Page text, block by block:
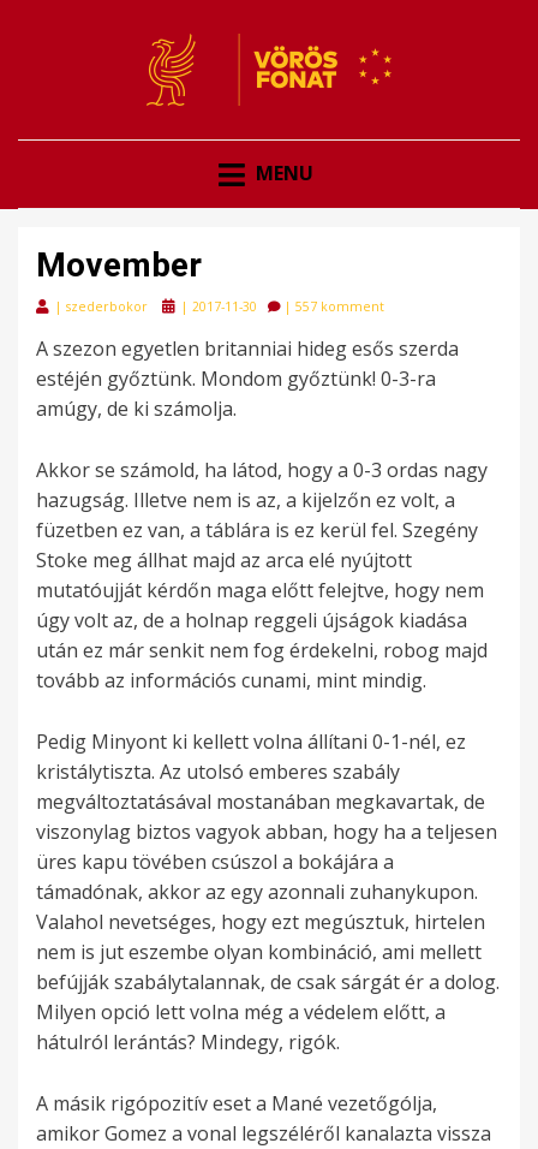
VÖRÖS FONAT
MENU
Movember
| szederbokor
Posted
| 2017-11-30 | 557 komment
A szezon egyetlen britanniai hideg esős szerda
estéjén győztünk. Mondom győztünk! 0-3-ra
amúgy, de ki számolja.
Akkor se számold, ha látod, hogy a 0-3 ordas nagy
hazugság. Illetve nem is az, a kijelzőn ez volt, a
füzetben ez van, a táblára is ez kerül fel. Szegény
Stoke meg állhat majd az arca elé nyújtott
mutatóujját kérdőn maga előtt felejtve, hogy nem
úgy volt az, de a holnap reggeli újságok kiadása
után ez már senkit nem fog érdekelni, robog majd
tovább az információs cunami, mint mindig.
Pedig Minyont ki kellett volna állítani 0-1-nél, ez
kristálytiszta. Az utolsó emberes szabály
megváltoztatásával mostanában megkavartak, de
viszonylag biztos vagyok abban, hogy ha a teljesen
üres kapu tövében csúszol a bokájára a
támadónak, akkor az egy azonnali zuhanykupon.
Valahol nevetséges, hogy ezt megúsztuk, hirtelen
nem is jut eszembe olyan kombináció, ami mellett
befújják szabálytalannak, de csak sárgát ér a dolog.
Milyen opció lett volna még a védelem előtt, a
hátulról lerántás? Mindegy, rigók.
A másik rigópozitív eset a Mané vezetőgólja,
amikor Gomez a vonal legszéléről kanalazta vissza